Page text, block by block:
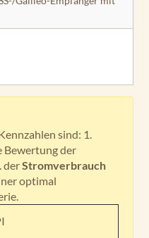
sind: 1.
Bewertung der
derStromverbrauch
optimal